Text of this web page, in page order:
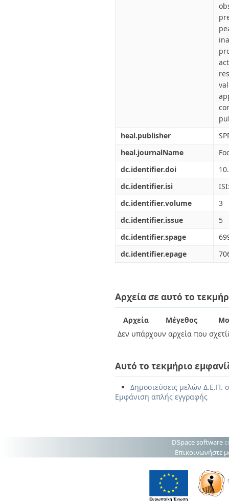
heal.publisher
heal.journalName
dc.identifier.doi
dc.identifier.isi
dc.identifier.volume
3
dc.identifier.issue
5
dc.identifier.spage
dc.identifier.epage
Αρχεία σε αυτό το
Αρχεία Μέγεθος
Δεν υπάρχουν αρχεία που
Αυτό το τεκμήριο
Δημοσιεύσεις μελών Δ.Ε.Π.
Εμφάνιση απλής εγγραφής
DSpace software
Επικοινωνήστε